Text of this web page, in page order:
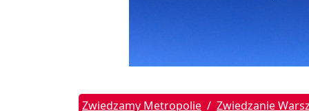
Zwiedzamy Metropolie Zwiedzanie